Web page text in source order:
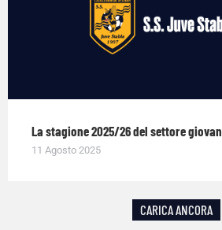
La stagione 2025/26 del settore
11 Agosto 2025
CARICA ANCORA